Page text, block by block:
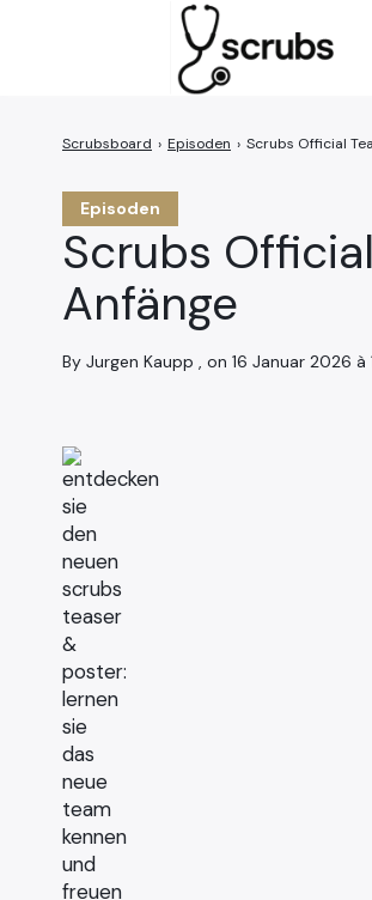
Episoden
Scrubs
Anfänge
By Jurgen Kaupp , on 16 Januar 2026
› Episoden › Scrubs Official